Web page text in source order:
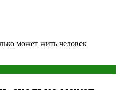
может жить человек